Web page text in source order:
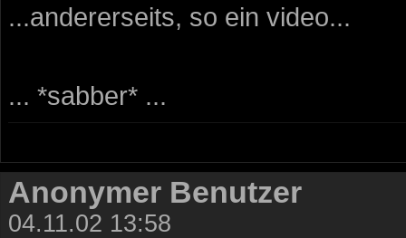
...andererseits, so ein video...
... *sabber* ...
Anonymer Benutzer
04.11.02 13:58